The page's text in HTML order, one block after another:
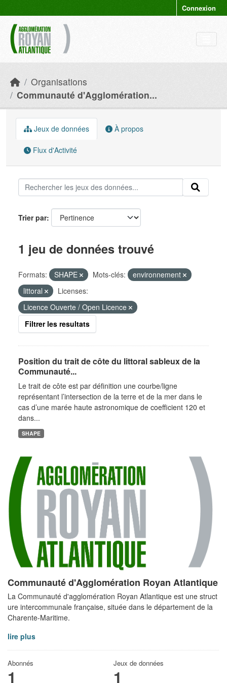
Connexion
Organisations
Communauté d'Agglomération...
Communauté d'Agglomération Royan Atlantique
La Communauté d'agglomération Royan Atlantique est une struct
ure intercommunale française, située dans le département de la
Charente-Maritime.
lire plus
Abonnés
1
Jeux de données
1
Jeux de données À propos
Flux d'Activité
Trier par
1 jeu de données trouvé
Formats: SHAPE Mots-clés:
environnement
littoral
Licenses:
Licence Ouverte / Open Licence
Filtrer les resultats
Position du trait de côte du littoral sableux de la
Communauté...
Le trait de côte est par définition une courbe/ligne
représentant l’intersection de la terre et de la mer dans le
cas d’une marée haute astronomique de coefficient 120 et
dans...
SHAPE